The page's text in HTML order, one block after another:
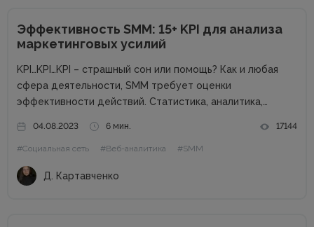
Эффективность SMM: 15+ KPI для анализа
маркетинговых усилий
KPI…KPI…KPI – страшный сон или помощь? Как и любая
сфера деятельности, SMM требует оценки
эффективности действий. Статистика, аналитика,
картины проекта. Однако что значит эта аббревиатура?
KPI (Key Performance Indicators) – это...
04.08.2023 6 мин. 17144
#Социальная сеть #Веб-аналитика #SMM
Д. Картавченко